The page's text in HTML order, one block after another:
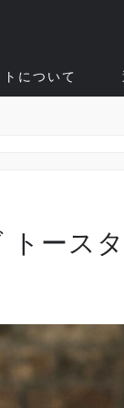
について
トース